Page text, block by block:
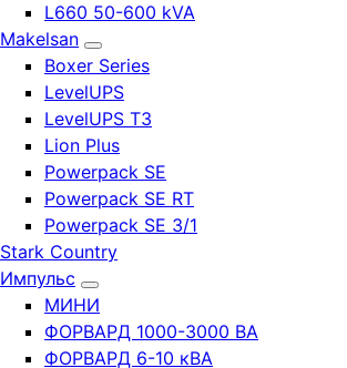
L660 50-600 kVA
Makelsan
Boxer Series
LevelUPS
LevelUPS T3
Lion Plus
Powerpack SE
Powerpack SE RT
Powerpack SE 3/1
Stark Country
Импульс
МИНИ
ФОРВАРД 1000-3000 ВА
ФОРВАРД 6-10 кВА